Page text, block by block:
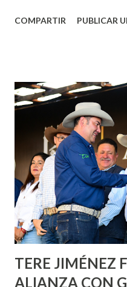
municipal, Leo Montañez
Corazón Urbano y el
informó que en este
metros cuadrados de
Nieto, entre Jesús F.
lo que se aplicará pintura
llevará este programa a
Asunción, Avenida
los edificios FOVISSSTE
Norias de Paso Hondo y
COMPARTIR PUBLICAR
TERE JIMÉNEZ
ALIANZA CON